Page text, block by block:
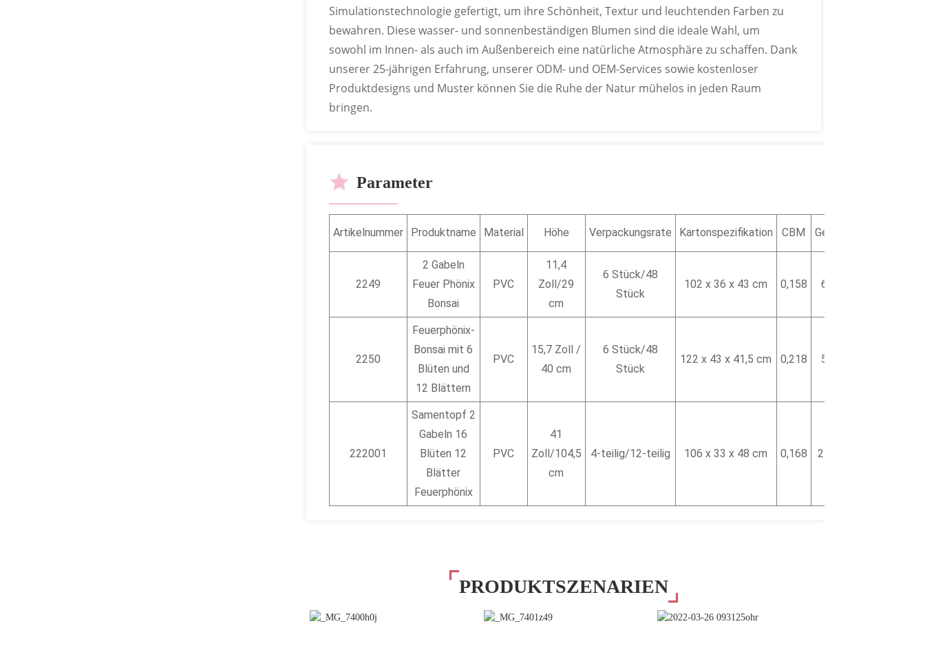
Simulationstechnologie gefertigt, um ihre Schönheit, Textur und leuchtenden Farben zu
bewahren. Diese wasser- und sonnenbeständigen Blumen sind die ideale Wahl, um
sowohl im Innen- als auch im Außenbereich eine natürliche Atmosphäre zu schaffen. Dank
unserer 25-jährigen Erfahrung, unserer ODM- und OEM-Services sowie kostenloser
Produktdesigns und Muster können Sie die Ruhe der Natur mühelos in jeden Raum
bringen.
Parameter
Artikelnummer Produktname Material Höhe Verpackungsrate Kartonspezifikation CBM Gewicht
2249
2 Gabeln
Feuer Phönix
Bonsai
PVC
11,4
Zoll/29
cm
6 Stück/48
Stück
102 x 36 x 43 cm 0,158 625 g
2250
Feuerphönix-
Bonsai mit 6
Blüten und
12 Blättern
PVC
15,7 Zoll /
40 cm
6 Stück/48
Stück
122 x 43 x 41,5 cm 0,218 533 g
222001
Samentopf 2
Gabeln 16
Blüten 12
Blätter
Feuerphönix
PVC
41
Zoll/104,5
cm
4-teilig/12-teilig 106 x 33 x 48 cm 0,168 2145 g
PRODUKTSZENARIEN